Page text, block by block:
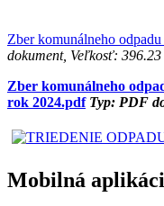
Zber komunálneho
dokument, Veľkosť:
Zber komunálneho
rok 2024.pdfTyp: PDF
Mobilná